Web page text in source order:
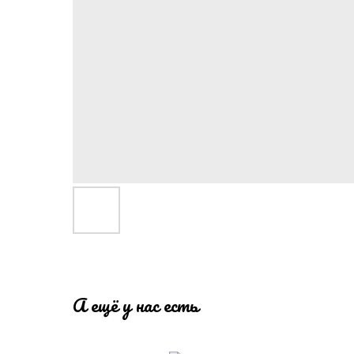
А ещё у нас есть